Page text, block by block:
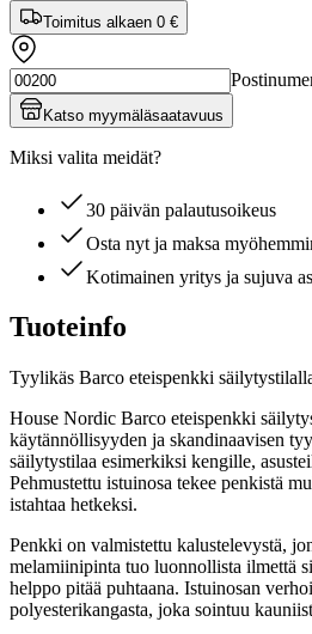
Toimitus alkaen 0 €
Katso myymäläsaatavuus
Miksi valita meidät?
30 päivän palautusoikeus
Osta nyt ja maksa
Kotimainen yritys ja sujuva
Tuoteinfo
Tyylikäs Barco eteispenkki
House Nordic Barco eteispenkki
käytännöllisyyden ja skandinaavisen
säilytystilaa esimerkiksi kengille,
Pehmustettu istuinosa tekee penkistä
istahtaa hetkeksi.
Penkki on valmistettu kalustelevystä,
melamiinipinta tuo luonnollista ilmettä
helppo pitää puhtaana. Istuinosan
polyesterikangasta, joka sointuu